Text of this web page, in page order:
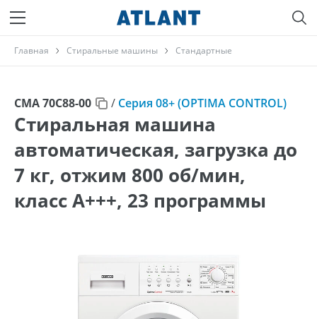
Главная Стиральные машины Стандартные
СМА 70С88-00 / Серия 08+ (OPTIMA CONTROL)
Стиральная машина
автоматическая, загрузка до
7 кг, отжим 800 об/мин,
класс A+++, 23 программы